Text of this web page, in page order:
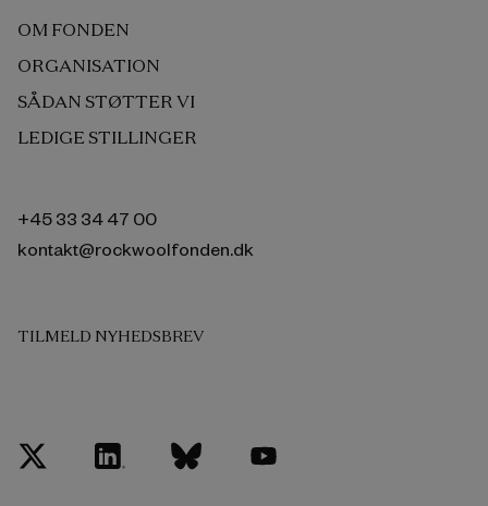
OM FONDEN
ORGANISATION
SÅDAN STØTTER VI
LEDIGE STILLINGER
+45 33 34 47 00
kontakt@rockwoolfonden.dk
TILMELD NYHEDSBREV